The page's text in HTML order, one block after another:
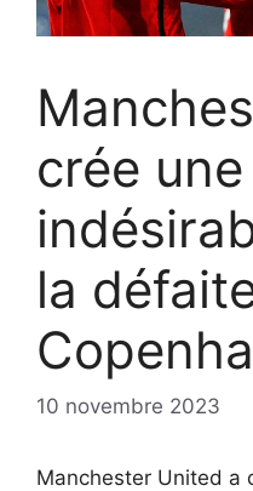
crée
la
10 novembre 2023
Manchester United a